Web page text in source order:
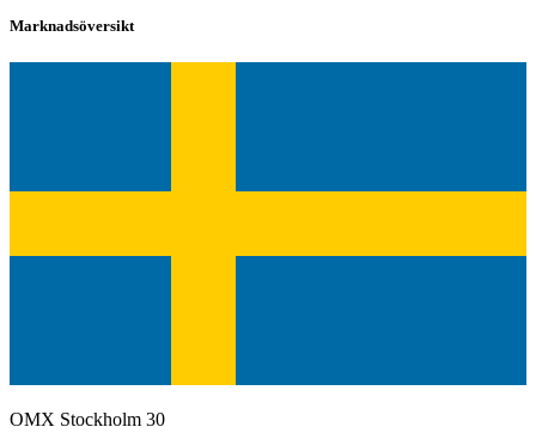
Marknadsöversikt
OMX Stockholm 30